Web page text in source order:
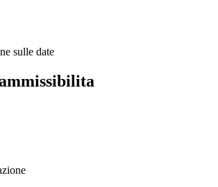
sulle date